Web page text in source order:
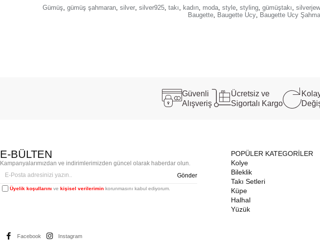
Gümüş, gümüş şahmaran, silver, silver925, takı, kadın, moda, style, styling, gümüştakı,
Baugette, Baugette Ucy, Baugette Ucy
Güvenli
Alışveriş
Ücretsiz ve
Sigortalı Kargo
E-BÜLTEN
Kampanyalarımızdan ve indirimlerimizden güncel olarak haberdar olun.
Gönder
Üyelik koşullarını ve kişisel verilerimin korunmasını kabul ediyorum.
Facebook Instagram
POPÜLER KATEGORİLER
Kolye
Bileklik
Takı Setleri
Küpe
Halhal
Yüzük